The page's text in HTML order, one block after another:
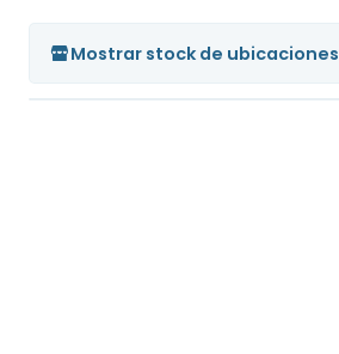
Mostrar stock de ubicaciones